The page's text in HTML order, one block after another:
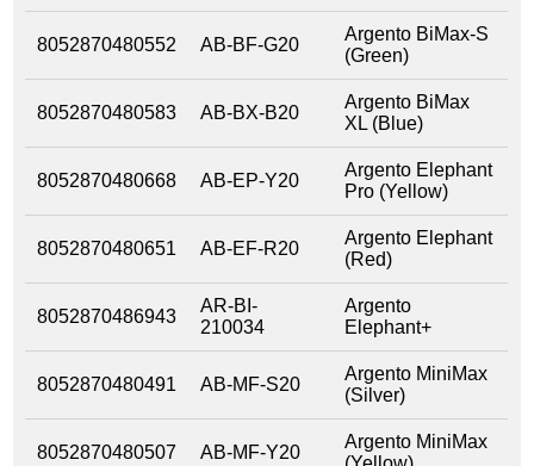
8052870480552 AB-BF-G20
Argento BiMax-S
(Green)
8052870480583 AB-BX-B20
Argento BiMax
XL (Blue)
8052870480668 AB-EP-Y20
Argento Elephant
Pro (Yellow)
8052870480651 AB-EF-R20
Argento Elephant
(Red)
8052870486943
AR-BI-
210034
Argento
Elephant+
8052870480491 AB-MF-S20
Argento MiniMax
(Silver)
8052870480507 AB-MF-Y20
Argento MiniMax